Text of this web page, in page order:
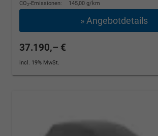
CO2-Emissionen: 145,00 g/km
» Angebotdetails
37.190,– €
incl. 19% MwSt.